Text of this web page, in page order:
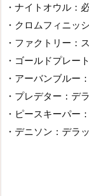
・ナイトオウル：
・クロムフィニッ
・ファクトリー：
・ゴールドプレー
・アーバンブルー
・プレデター：デ
・ピースキーパー
・デニソン：デラ